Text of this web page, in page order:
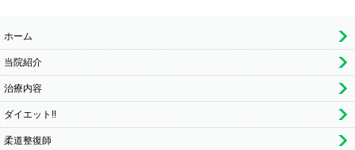
ホーム
当院紹介
治療内容
ダイエット!!
柔道整復師